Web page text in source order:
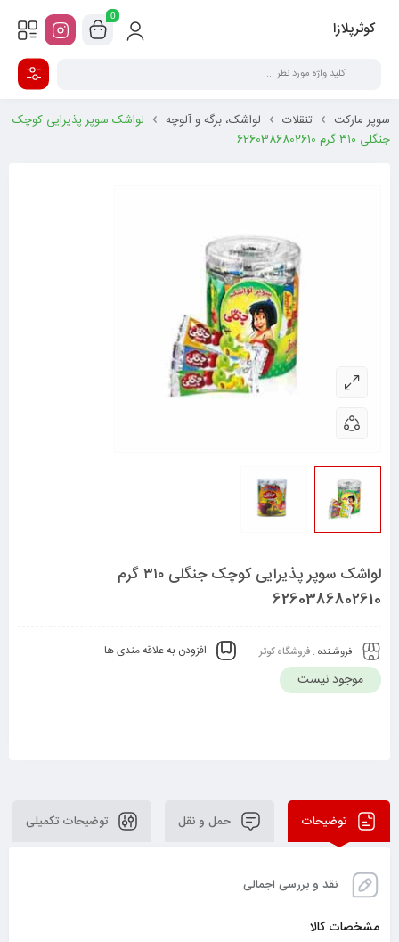
کوثرپلازا
0
سوپر مارکت تنقلات لواشک، برگه و آلوچه
لواشک سوپر پذیرایی کوچک
جنگلی ۳۱۰ گرم 6260386802610
لواشک سوپر پذیرایی کوچک جنگلی ۳۱۰ گرم
6260386802610
فروشـنده : فروشگاه کوثر افزودن به علاقه مندی ها
موجود نیست
توضیحات حمل و نقل توضیحات تکمیلی
نقد و بررسی اجمالی
مشخصات کالا